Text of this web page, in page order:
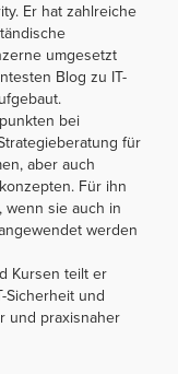
Er hat zahlreiche
umgesetzt
Blog zu IT-
bei
für
aber auch
Für ihn
wenn sie auch in
werden
Kursen teilt er
Sicherheit und
und praxisnaher